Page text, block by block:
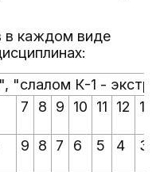
в каждом виде
"слалом К-1 -
7 8 9 10 11 12 13
9 8 7 6 5 4 3